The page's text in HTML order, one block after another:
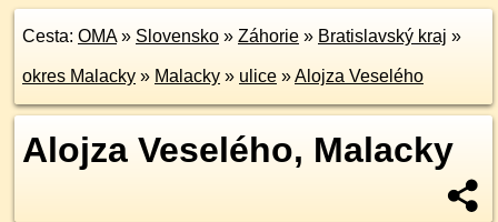
Cesta: OMA» Slovensko » Záhorie » Bratislavský kraj »
okres Malacky » Malacky » ulice »Alojza Veselého
Alojza Veselého, Malacky